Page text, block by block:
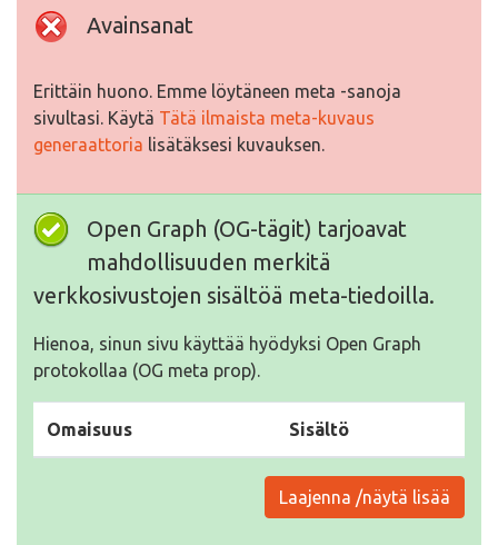
Avainsanat
Erittäin huono. Emme löytäneen meta -sanoja
sivultasi. Käytä Tätä ilmaista meta-kuvaus
generaattoria lisätäksesi kuvauksen.
Open Graph (OG-tägit) tarjoavat
mahdollisuuden merkitä
verkkosivustojen sisältöä meta-tiedoilla.
Hienoa, sinun sivu käyttää hyödyksi Open Graph
protokollaa (OG meta prop).
Omaisuus Sisältö
Laajenna /näytä lisää